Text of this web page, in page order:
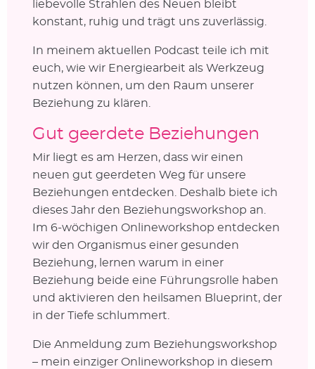
liebevolle Strahlen des Neuen bleibt
konstant, ruhig und trägt uns zuverlässig.
In meinem aktuellen Podcast teile ich mit
euch, wie wir Energiearbeit als Werkzeug
nutzen können, um den Raum unserer
Beziehung zu klären.
Gut geerdete Beziehungen
Mir liegt es am Herzen, dass wir einen
neuen gut geerdeten Weg für unsere
Beziehungen entdecken. Deshalb biete ich
dieses Jahr den Beziehungsworkshop an.
Im 6-wöchigen Onlineworkshop entdecken
wir den Organismus einer gesunden
Beziehung, lernen warum in einer
Beziehung beide eine Führungsrolle haben
und aktivieren den heilsamen Blueprint, der
in der Tiefe schlummert.
Die Anmeldung zum Beziehungsworkshop
– mein einziger Onlineworkshop in diesem